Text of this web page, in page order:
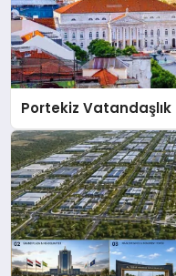
Portekiz Vatandaşlık